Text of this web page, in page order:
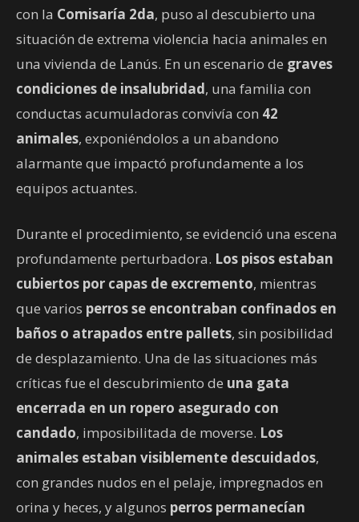
con la Comisaría 2da, puso al descubierto una
situación de extrema violencia hacia animales en
una vivienda de Lanús. En un escenario de graves
condiciones de insalubridad, una familia con
conductas acumuladoras convivía con 42
animales, exponiéndolos a un abandono
alarmante que impactó profundamente a los
equipos actuantes.
Durante el procedimiento, se evidenció una escena
profundamente perturbadora. Los pisos estaban
cubiertos por capas de excremento, mientras
que varios perros se encontraban confinados en
baños o atrapados entre pallets, sin posibilidad
de desplazamiento. Una de las situaciones más
críticas fue el descubrimiento de una gata
encerrada en un ropero asegurado con
candado, imposibilitada de moverse. Los
animales estaban visiblemente descuidados,
con grandes nudos en el pelaje, impregnados en
orina y heces, y algunos perros permanecían